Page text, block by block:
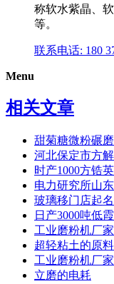
称软水紫晶、
等。
联系电话: 180
Menu
相关文章
甜菊糖微粉碾
河北保定市方
时产1000方锆
电力研究所山东
玻璃移门店起名
日产3000吨低
工业磨粉机厂
超轻粘土的原
工业磨粉机厂
立磨的电耗